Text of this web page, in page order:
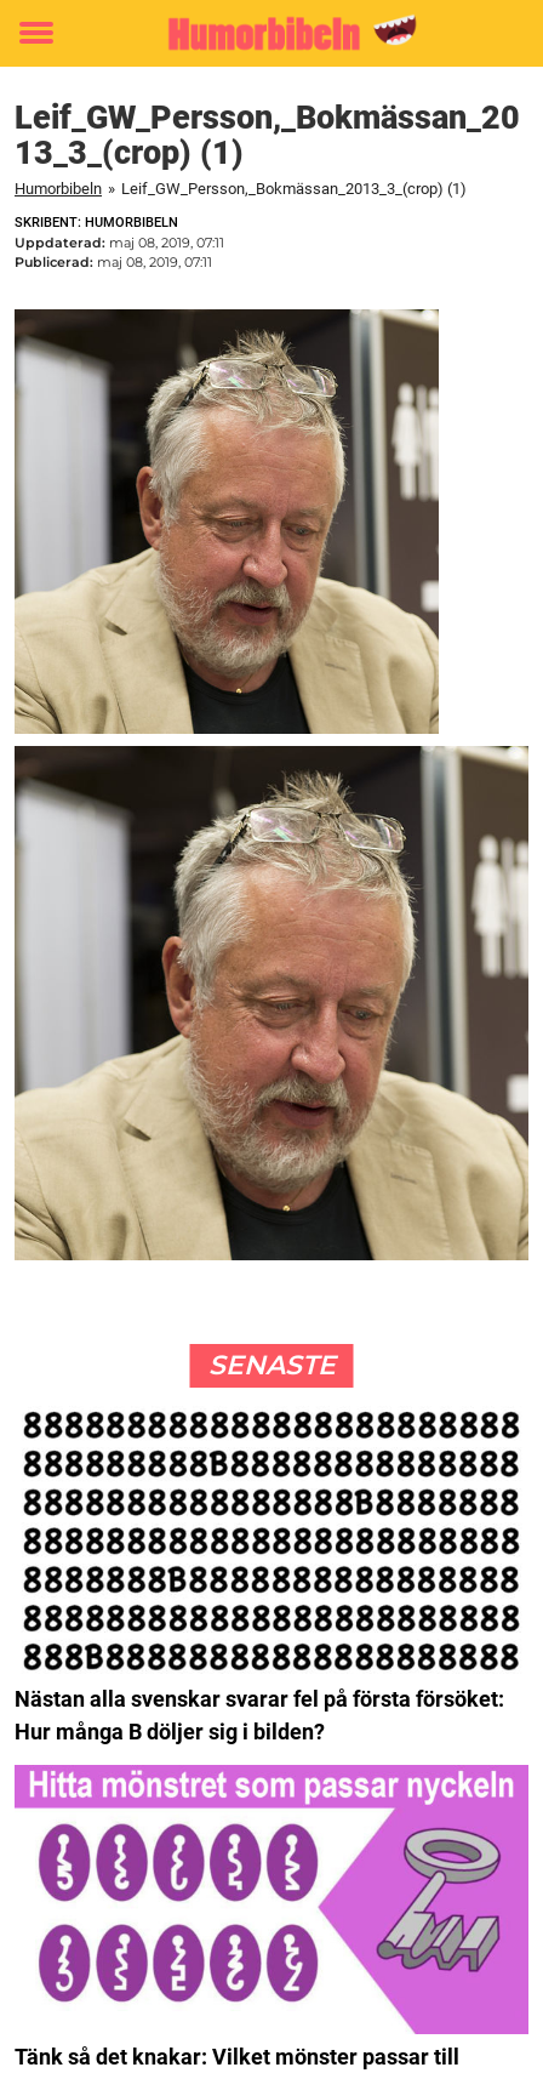
Toggle
Leif_GW_Persson,_Bokmässan_20
13_3_(crop) (1)
Humorbibeln » Leif_GW_Persson,_Bokmässan_2013_3_(crop) (1)
SKRIBENT: HUMORBIBELN
Uppdaterad: maj 08, 2019, 07:11
Publicerad: maj 08, 2019, 07:11
SENASTE
Nästan alla svenskar svarar fel på första försöket:
Hur många B döljer sig i bilden?
Tänk så det knakar: Vilket mönster passar till